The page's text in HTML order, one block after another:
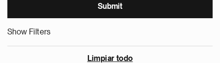
Show Filters
Limpiar todo